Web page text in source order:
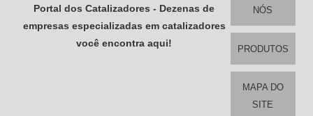
Portal dos Catalizadores - Dezenas de
empresas especializadas em catalizadores
você encontra aqui!
NÓS
PRODUTOS
MAPA DO
SITE